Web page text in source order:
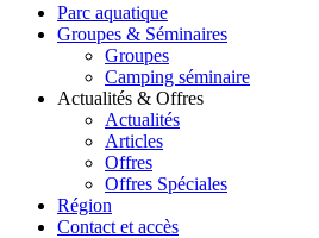
Parc aquatique
Groupes & Séminaires
Groupes
Camping séminaire
Actualités & Offres
Actualités
Articles
Offres
Offres Spéciales
Région
Contact et accès